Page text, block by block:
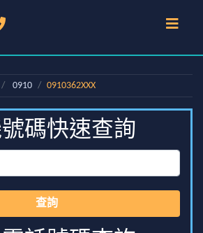
0910 0910362XXX
碼快速查詢
查詢